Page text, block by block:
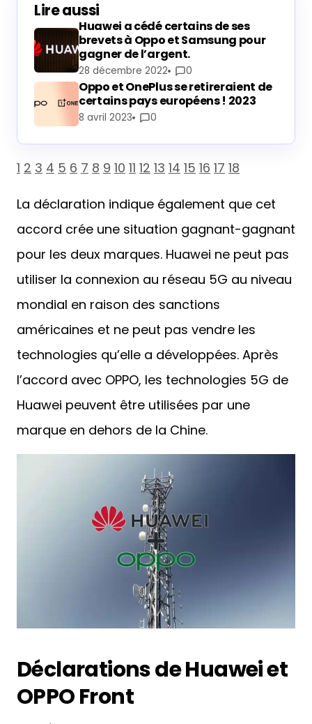
Lire aussi
Huawei a cédé certains de ses
brevets à Oppo et Samsung pour
gagner de l’argent.
28 décembre 2022 0
Oppo et OnePlus se retireraient de
certains pays européens ! 2023
8 avril 2023 0
1 2 3 4 5 6 7 8 9 10 11 12 13 14 15 16 17 18
La déclaration indique également que cet
accord crée une situation gagnant-gagnant
pour les deux marques. Huawei ne peut pas
utiliser la connexion au réseau 5G au niveau
mondial en raison des sanctions
américaines et ne peut pas vendre les
technologies qu’elle a développées. Après
l’accord avec OPPO, les technologies 5G de
Huawei peuvent être utilisées par une
marque en dehors de la Chine.
Déclarations de Huawei et
OPPO Front